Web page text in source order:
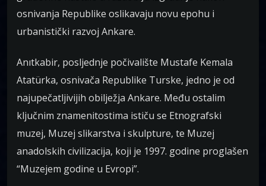
osnivanja Republike oslikavaju novu epohu i
urbanistički razvoj Ankare.
Anıtkabir, posljednje počivalište Mustafe Kemala
Atatürka, osnivača Republike Turske, jedno je od
najupečatljivijih obilježja Ankare. Među ostalim
ključnim znamenitostima ističu se Etnografski
muzej, Muzej slikarstva i skulpture, te Muzej
anadolskih civilizacija, koji je 1997. godine proglašen
“Muzejem godine u Evropi”.